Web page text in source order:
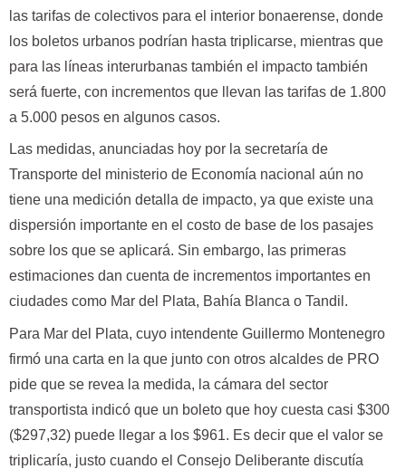
las tarifas de colectivos para el interior bonaerense, donde
los boletos urbanos podrían hasta triplicarse, mientras que
para las líneas interurbanas también el impacto también
será fuerte, con incrementos que llevan las tarifas de 1.800
a 5.000 pesos en algunos casos.
Las medidas, anunciadas hoy por la secretaría de
Transporte del ministerio de Economía nacional aún no
tiene una medición detalla de impacto, ya que existe una
dispersión importante en el costo de base de los pasajes
sobre los que se aplicará. Sin embargo, las primeras
estimaciones dan cuenta de incrementos importantes en
ciudades como Mar del Plata, Bahía Blanca o Tandil.
Para Mar del Plata, cuyo intendente Guillermo Montenegro
firmó una carta en la que junto con otros alcaldes de PRO
pide que se revea la medida, la cámara del sector
transportista indicó que un boleto que hoy cuesta casi $300
($297,32) puede llegar a los $961. Es decir que el valor se
triplicaría, justo cuando el Consejo Deliberante discutía